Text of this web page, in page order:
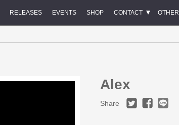
RELEASES EVENTS SHOP CONTACT OTHER
Alex
Share